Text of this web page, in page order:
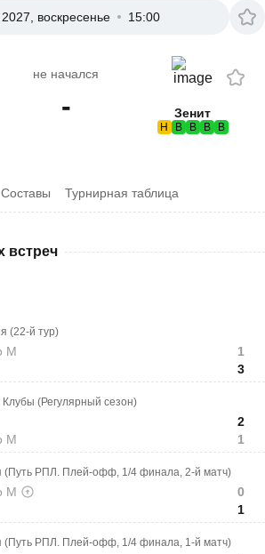
воскресенье
15:00
не начался
- Зенит
Н В В В В
Составы Турнирная таблица
встреч
(22-й тур)
М
1
3
(Регулярный сезон)
М
2
1
(Путь РПЛ. Плей-офф, 1/4 финала, 2-й матч)
М
0
1
(Путь РПЛ. Плей-офф, 1/4 финала, 1-й матч)